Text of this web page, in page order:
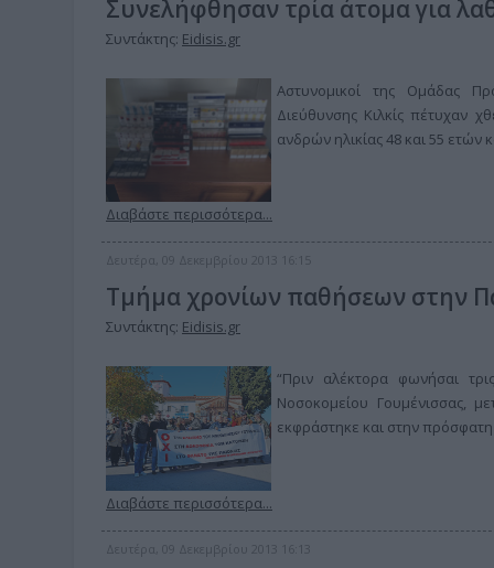
Συνελήφθησαν τρία άτομα για
Συντάκτης: Eidisis.gr
Αστυνομικοί της Ομάδας
Διεύθυνσης Κιλκίς πέτυχαν
ανδρών ηλικίας 48 και 55 ετών
Διαβάστε περισσότερα...
Δευτέρα, 09 Δεκεμβρίου 2013 16:15
Τμήμα χρονίων παθήσεων στην
Συντάκτης: Eidisis.gr
“Πριν αλέκτορα φωνήσαι
Νοσοκομείου Γουμένισσας,
εκφράστηκε και στην
Διαβάστε περισσότερα...
Δευτέρα, 09 Δεκεμβρίου 2013 16:13